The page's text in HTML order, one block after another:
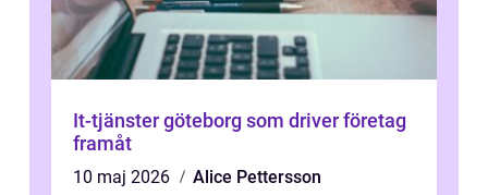
It-tjänster göteborg som driver företag
framåt
10 maj 2026
Alice Pettersson